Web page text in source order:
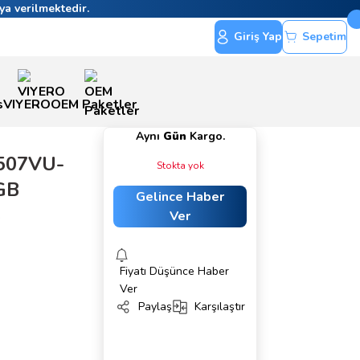
verilmektedir.
Giriş Yap
Sepetim
VIYEROOEM Paketler
Aynı Gün Kargo.
Stokta yok
Gelince Haber
Ver
Fiyatı Düşünce Haber
Ver
Paylaş
Karşılaştır